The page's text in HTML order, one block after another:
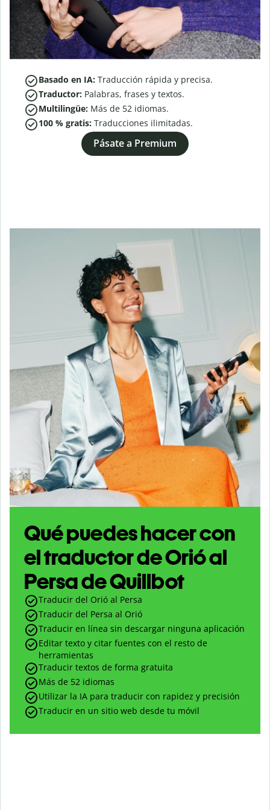
Basado en IA: Traducción rápida y precisa.
Traductor: Palabras, frases y textos.
Multilingüe: Más de 52 idiomas.
100 % gratis: Traducciones ilimitadas.
Pásate a Premium
Qué puedes hacer con
el traductor de Orió al
Persa de Quillbot
Traducir del Orió al Persa
Traducir del Persa al Orió
Traducir en línea sin descargar ninguna aplicación
Editar texto y citar fuentes con el resto de
herramientas
Traducir textos de forma gratuita
Más de 52 idiomas
Utilizar la IA para traducir con rapidez y precisión
Traducir en un sitio web desde tu móvil